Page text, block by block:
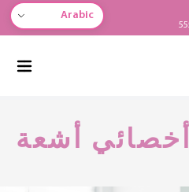
Arabic
أخصائي أشعة